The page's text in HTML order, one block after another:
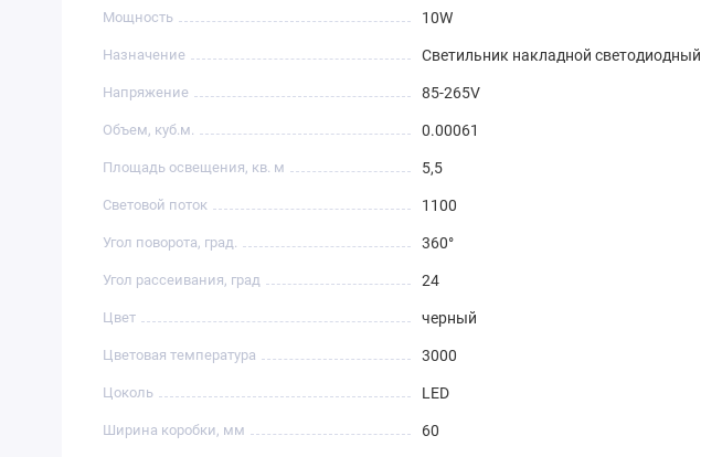
Мощность 10W
Назначение Светильник накладной светодиодный
Напряжение 85-265V
Объем, куб.м. 0.00061
Площадь освещения, кв. м 5,5
Световой поток 1100
Угол поворота, град. 360°
Угол рассеивания, град 24
Цвет черный
Цветовая температура 3000
Цоколь LED
Ширина коробки, мм 60